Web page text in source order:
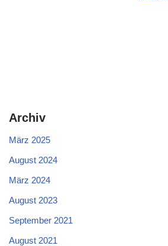
Archiv
März 2025
August 2024
März 2024
August 2023
September 2021
August 2021